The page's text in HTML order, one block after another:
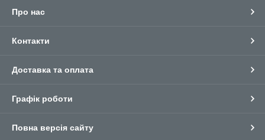
Про нас
Контакти
Доставка та оплата
Графік роботи
Повна версія сайту